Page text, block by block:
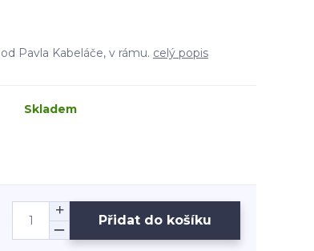
Pavla Kabeláče, v rámu. celý popis
Skladem
Přidat do košíku